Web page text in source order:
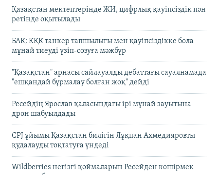
Қазақстан мектептерінде ЖИ, цифрлық қауіпсіздік пән
ретінде оқытылады
БАҚ: КҚК танкер тапшылығы мен қауіпсіздікке бола
мұнай тиеуді үзіп-созуға мәжбүр
"Қазақстан" арнасы сайлауалды дебаттағы сауалнамада
"ешқандай бұрмалау болған жоқ" дейді
Ресейдің Ярослав қаласындағы ірі мұнай зауытына
дрон шабуылдады
CPJ ұйымы Қазақстан билігін Лұқпан Ахмедияровты
қудалауды тоқтатуға үндеді
Wildberries негізгі қоймаларын Ресейден көшірмек